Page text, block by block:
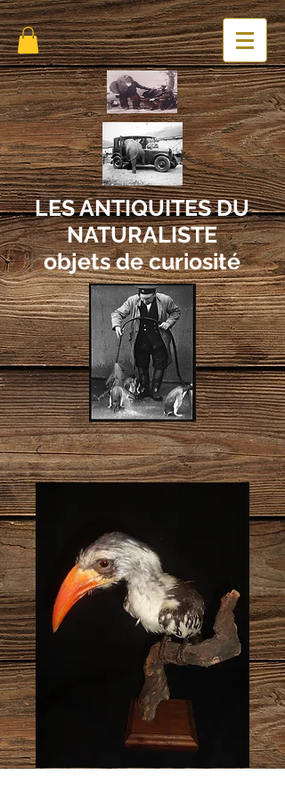
LES ANTIQUITES DU
NATURALISTE
objets de curiosité